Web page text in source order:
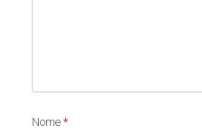
Nome *